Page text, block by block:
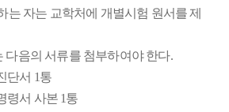
자는 교학처에 개별시험 원서를 제
음의 서류를 첨부하여야 한다.
단서 1통
령서 사본 1통